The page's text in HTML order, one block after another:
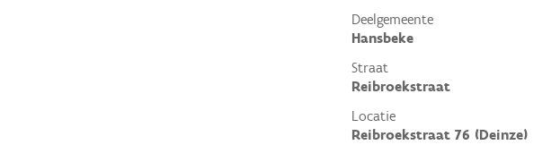
Deelgemeente
Hansbeke
Straat
Reibroekstraat
Locatie
Reibroekstraat 76 (Deinze)